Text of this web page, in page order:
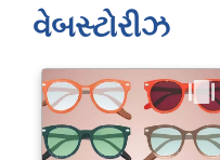
વેબસ્ટોરીઝ